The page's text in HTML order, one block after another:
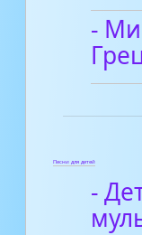
-
Песни для детей
-